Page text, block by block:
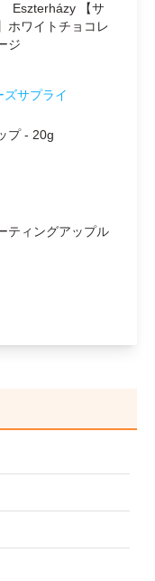
Eszterházy 【サ
ホワイトチョコレ
ジ
サプライ
プ - 20g
ティングアップル